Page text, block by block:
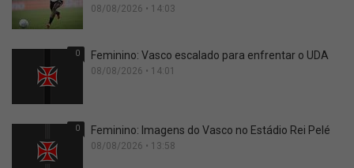
08/08/2026 • 14:03
0 Feminino: Vasco escalado para enfrentar o UDA
08/08/2026 • 14:01
0 Feminino: Imagens do Vasco no Estádio Rei Pelé
08/08/2026 • 13:58